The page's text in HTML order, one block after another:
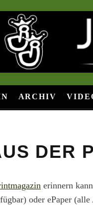
ARCHIV
DER
erinnern
oder ePaper